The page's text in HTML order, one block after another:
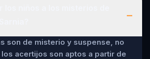
–
son de misterio y suspense, no
acertijos son aptos a partir de